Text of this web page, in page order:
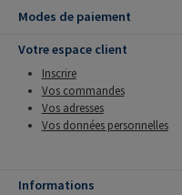
Modes de paiement
Votre espace client
Inscrire
Vos commandes
Vos adresses
Vos données personnelles
Informations